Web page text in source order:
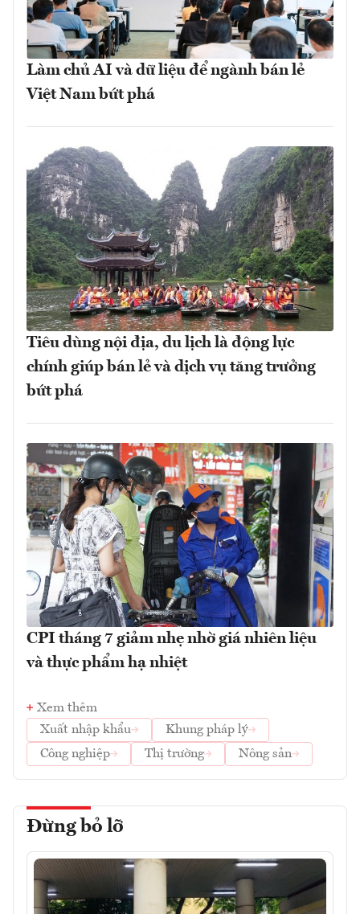
Làm chủ AI và dữ liệu để ngành bán lẻ
Việt Nam bứt phá
Tiêu dùng nội địa, du lịch là động lực
chính giúp bán lẻ và dịch vụ tăng trưởng
bứt phá
CPI tháng 7 giảm nhẹ nhờ giá nhiên liệu
và thực phẩm hạ nhiệt
Xem thêm
Xuất nhập khẩu
Khung pháp lý
Công nghiệp
Thị trường Nông sản
Đừng bỏ lỡ